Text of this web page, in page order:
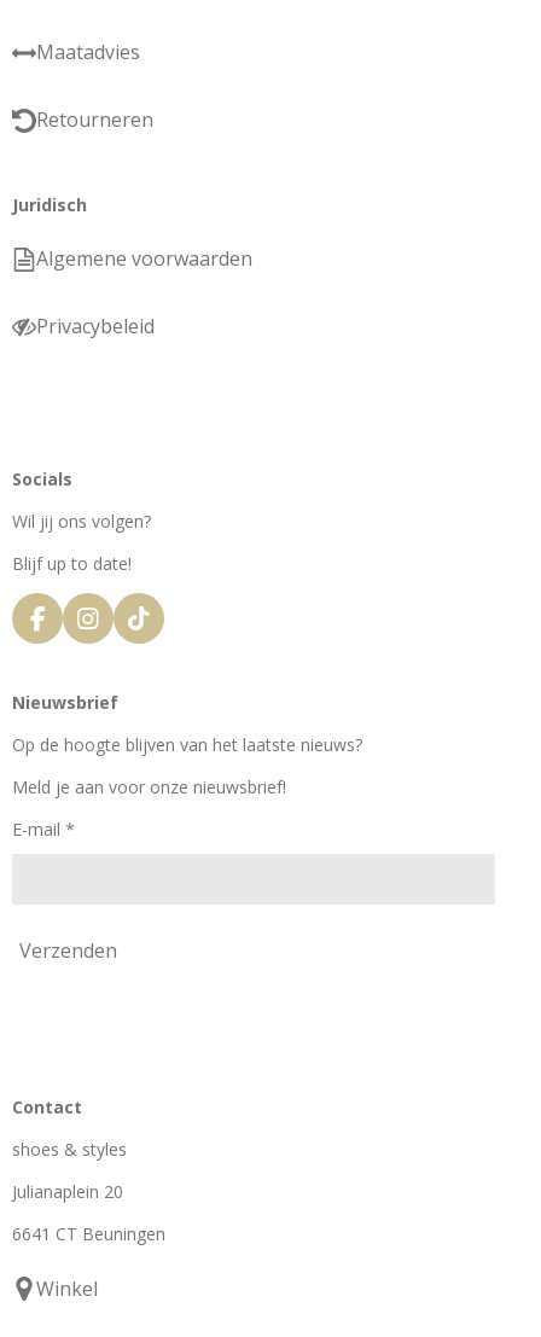
Maatadvies
Retourneren
Juridisch
Algemene voorwaarden
Privacybeleid
Socials
Wil jij ons volgen?
Blijf up to date!
F
a
e
o
k
I
n
t
g
a
T
i
k
Nieuwsbrief
Op de hoogte blijven van het laatste nieuws?
Meld je aan voor onze nieuwsbrief!
E-mail *
Verzenden
Contact
shoes & styles
Julianaplein 20
6641 CT Beuningen
Winkel